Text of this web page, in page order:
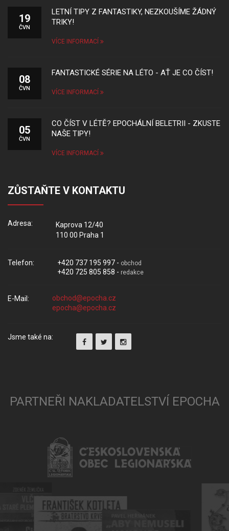
19
ČVN
LETNÍ TIPY Z FANTASTIKY, NEZKOUŠÍME ŽÁDNÝ
TRIKY!
VÍCE INFORMACÍ
08
ČVN
FANTASTICKÉ SÉRIE NA LÉTO - AŤ JE CO ČÍST!
VÍCE INFORMACÍ
05
ČVN
CO ČÍST V LÉTĚ? EPOCHÁLNÍ BELETRII - ZKUSTE
NAŠE TIPY!
VÍCE INFORMACÍ
ZŮSTAŇTE V KONTAKTU
Adresa:
Kaprova 12/40
110 00 Praha 1
Telefon: +420 737 195 997 - obchod
+420 725 805 858 - redakce
E-Mail:
Jsme také na:
PARTNEŘI NAKLADATELSTVÍ EPOCHA